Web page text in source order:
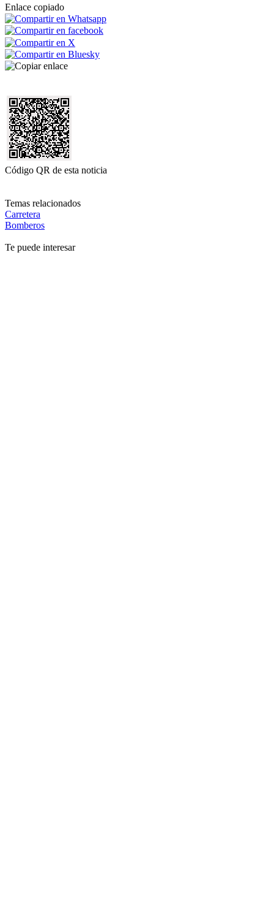
Enlace copiado
Código QR de esta noticia
Temas relacionados
Carretera
Bomberos
Te puede interesar